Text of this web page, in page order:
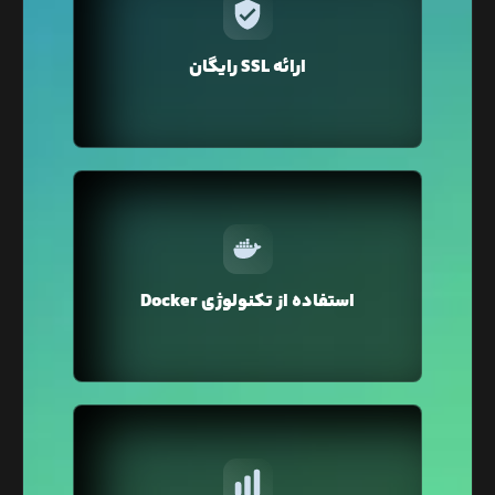
ارائه SSL رایگان
در لیارا برای دامنه‌ی‌ اختصاصی‌تان فقط با یک کلیک
می‌توانید گواهی SSL را تهیه کنید. نگران تمدید هم
شما تمدید می‌کند.
استفاده از تکنولوژی Docker
وبسایت شما استفاده می‌شود که محیطی ایزوله و
ایمن را برای اجرای وبسایت شما فراهم می‌کند.
در پنل کاربری لیارا می‌توانید مصرف منابع سخت‌افزاری